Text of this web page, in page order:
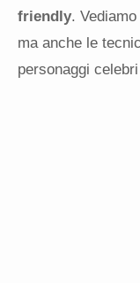
friendly.
ma anche le
personaggi